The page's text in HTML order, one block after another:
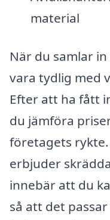
material
När du samlar
vara tydlig med
Efter att ha fått
du jämföra
företagets
erbjuder
innebär att du
så att det